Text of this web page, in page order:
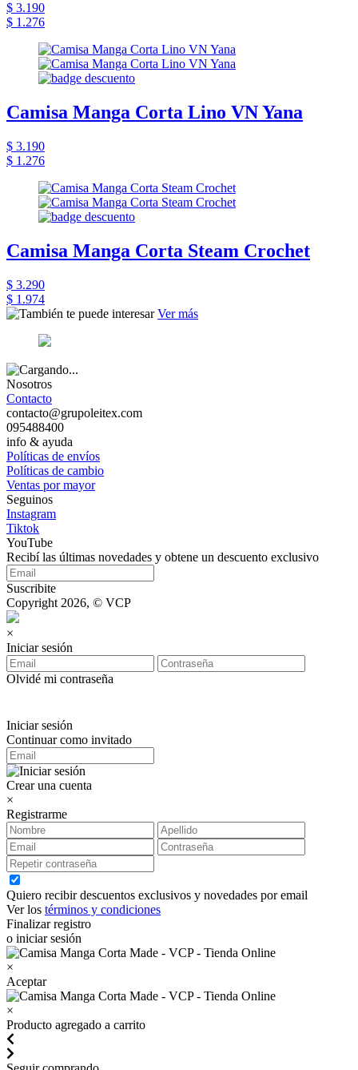
$ 3.190
$ 1.276
Camisa Manga Corta Lino VN Yana
$ 3.190
$ 1.276
Camisa Manga Corta Steam Crochet
$ 3.290
$ 1.974
Ver más
Nosotros
Contacto
contacto@grupoleitex.com
095488400
info & ayuda
Políticas de envíos
Políticas de cambio
Ventas por mayor
Seguinos
Instagram
Tiktok
YouTube
Recibí las últimas novedades y obtene un descuento exclusivo
Suscribite
Copyright 2026, © VCP
×
Iniciar sesión
Olvidé mi contraseña
Iniciar sesión
Continuar como invitado
Crear una cuenta
×
Registrarme
Quiero recibir descuentos exclusivos y novedades por email
Ver los términos y condiciones
Finalizar registro
o iniciar sesión
×
Aceptar
×
Producto agregado a carrito